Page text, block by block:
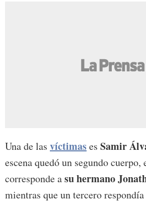
Una de las víctimases Samir
escena quedó un segundo cuerpo,
corresponde asu hermano
mientras que un tercero